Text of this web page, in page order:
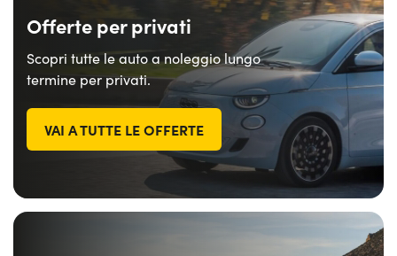
Offerte per privati
Scopri tutte le auto a noleggio lungo
termine per privati.
VAI A TUTTE LE OFFERTE